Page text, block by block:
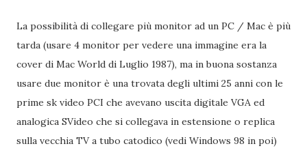
La possibilità di collegare più monitor ad un PC / Mac è più
tarda (usare 4 monitor per vedere una immagine era la
cover di Mac World di Luglio 1987), ma in buona sostanza
usare due monitor è una trovata degli ultimi 25 anni con le
prime sk video PCI che avevano uscita digitale VGA ed
analogica SVideo che si collegava in estensione o replica
sulla vecchia TV a tubo catodico (vedi Windows 98 in poi)